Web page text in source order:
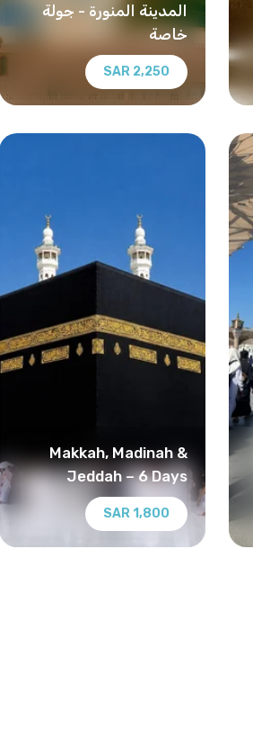
المدينة المنورة - جولة
خاصة
2,250 SAR
Makkah, Madinah &
Jeddah – 6 Days
Spiritual & Cultural
Journey
1,800 SAR